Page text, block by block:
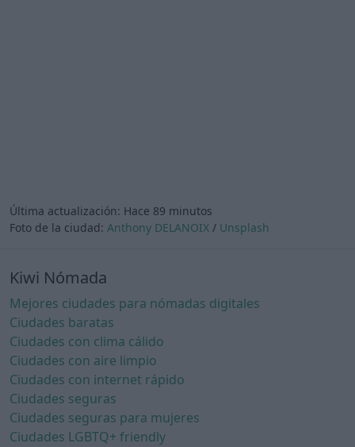
Última actualización: Hace 89 minutos
Foto de la ciudad: Anthony DELANOIX / Unsplash
Kiwi Nómada
Mejores ciudades para nómadas digitales
Ciudades baratas
Ciudades con clima cálido
Ciudades con aire limpio
Ciudades con internet rápido
Ciudades seguras
Ciudades seguras para mujeres
Ciudades LGBTQ+ friendly